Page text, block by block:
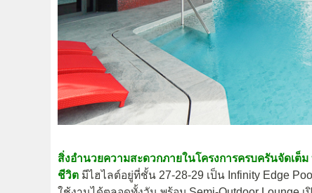
สิ่งอำนวยความสะดวกภายในโครงการครบครันจัดเ
ชีวิต มีไฮไลต์อยู่ที่ชั้น 27-28-29 เป็น Infinity Edge